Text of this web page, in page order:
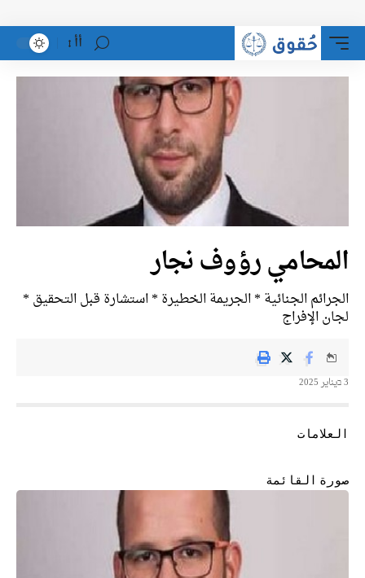
أأ
المحامي رؤوف نجار
الجرائم الجنائية * الجريمة الخطيرة * استشارة قبل التحقيق *
لجان الإفراج
3 בيناير 2025
العلامات
صورة القائمة